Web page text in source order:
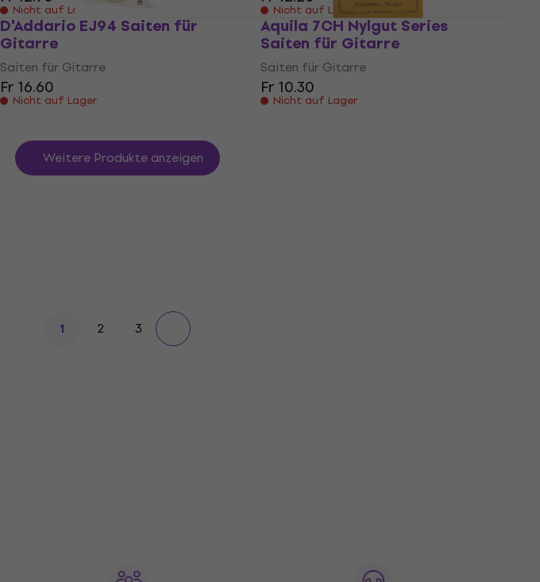
Nicht auf Lager Nicht auf Lager
D'Addario EJ94 Saiten für
Gitarre
Saiten für Gitarre
Fr 16.60
Nicht auf Lager
Aquila 7CH Nylgut Series
Saiten für Gitarre
Saiten für Gitarre
Fr 10.30
Nicht auf Lager
Weitere Produkte anzeigen
1 2 3